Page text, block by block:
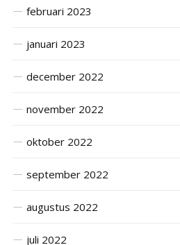
februari 2023
januari 2023
december 2022
november 2022
oktober 2022
september 2022
augustus 2022
juli 2022